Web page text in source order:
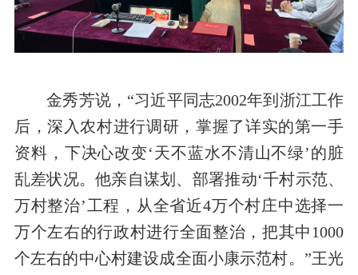
金秀芳说， “习近平同志2002年到浙江工作
后，深入农村进行调研，掌握了详实的第一手
资料，下决心改变‘天不蓝水不清山不绿’的脏
乱差状况。他亲自谋划、部署推动‘千村示范、
万村整治’工程，从全省近4万个村庄中选择一
万个左右的行政村进行全面整治，把其中1000
个左右的中心村建设成全面小康示范村。 ”王光